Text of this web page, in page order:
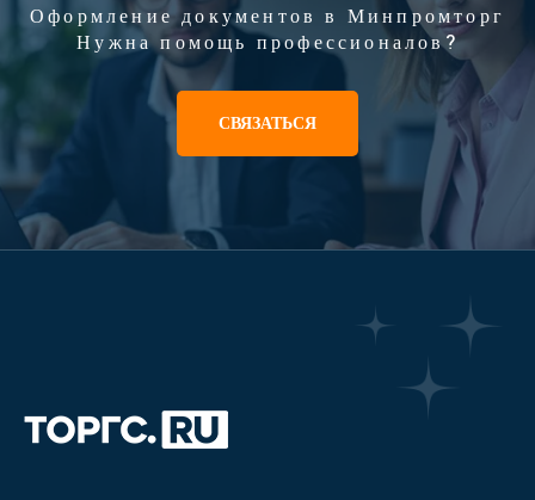
Оформление документов в Минпромторг
Нужна помощь профессионалов?
СВЯЗАТЬСЯ